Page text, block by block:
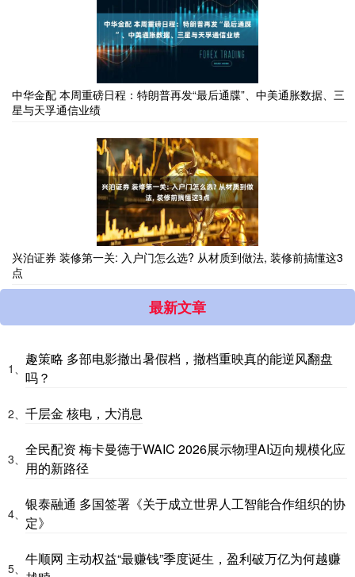
中华金配 本周重磅日程：特朗普再发“最后通牒”、中美通胀数据、三
星与天孚通信业绩
兴泊证券 装修第一关: 入户门怎么选? 从材质到做法, 装修前搞懂这3
点
最新文章
1、
趣策略 多部电影撤出暑假档，撤档重映真的能逆风翻盘
吗？
2、 千层金 核电，大消息
3、
全民配资 梅卡曼德于WAIC 2026展示物理AI迈向规模化应
用的新路径
4、
银泰融通 多国签署《关于成立世界人工智能合作组织的协
定》
5、
牛顺网 主动权益“最赚钱”季度诞生，盈利破万亿为何越赚